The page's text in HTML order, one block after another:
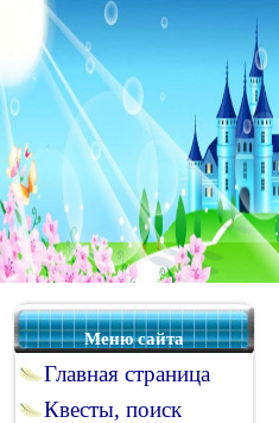
Меню сайта
Главная страница
Квесты, поиск